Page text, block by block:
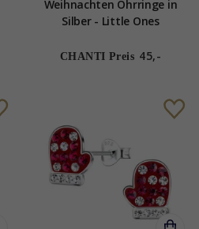
Weihnachten Ohrringe in
Silber - Little Ones
CHANTI Preis 45,-